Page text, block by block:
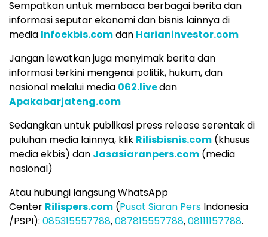
Sempatkan untuk membaca berbagai berita dan
informasi seputar ekonomi dan bisnis lainnya di
media Infoekbis.comdan Harianinvestor.com
Jangan lewatkan juga menyimak berita dan
informasi terkini mengenai politik, hukum, dan
nasional melalui media 062.livedan
Apakabarjateng.com
Sedangkan untuk publikasi press release serentak di
puluhan media lainnya, klik Rilisbisnis.com (khusus
media ekbis) dan Jasasiaranpers.com (media
nasional)
Atau hubungi langsung WhatsApp
Center Rilispers.com (Pusat Siaran Pers Indonesia
/PSPI): 085315557788,087815557788,08111157788.